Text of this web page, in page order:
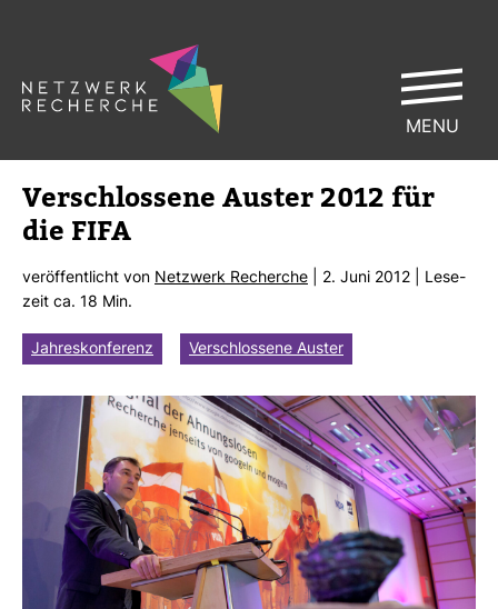
Ver­schlos­sene Auster 2012 für
die FIFA
ver­öf­fent­licht von Netz­werk Recherche | 2. Juni 2012 | Lese­
zeit ca. 18 Min.
Jahreskonferenz Verschlossene Auster
MENU